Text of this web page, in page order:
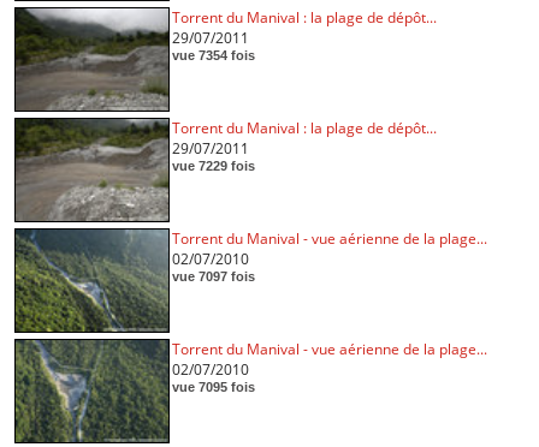
Torrent du Manival : la plage de dépôt...
29/07/2011
vue 7354 fois
Torrent du Manival : la plage de dépôt...
29/07/2011
vue 7229 fois
Torrent du Manival - vue aérienne de la plage...
02/07/2010
vue 7097 fois
Torrent du Manival - vue aérienne de la plage...
02/07/2010
vue 7095 fois